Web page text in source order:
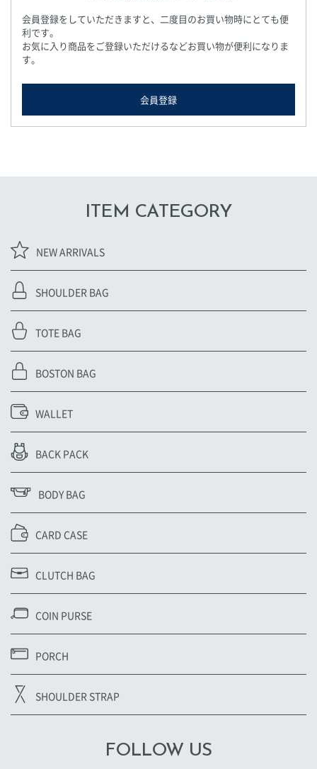
会員登録をしていただきますと、二度目のお買い物時にとても便
利です。
お気に入り商品をご登録いただけるなどお買い物が便利になりま
す。
会員登録
ITEM CATEGORY
NEW ARRIVALS
SHOULDER BAG
TOTE BAG
BOSTON BAG
WALLET
BACK PACK
BODY BAG
CARD CASE
CLUTCH BAG
COIN PURSE
PORCH
SHOULDER STRAP
FOLLOW US